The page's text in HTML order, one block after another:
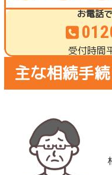
お電話
受付時間
主な相続手